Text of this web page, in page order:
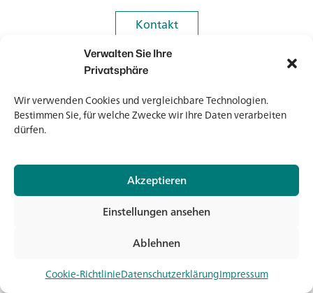
Verwalten Sie Ihre
Privatsphäre
Wir verwenden Cookies und vergleichbare Technologien.
Bestimmen Sie, für welche Zwecke wir Ihre Daten verarbeiten
dürfen.
Akzeptieren
Ablehnen
Einstellungen ansehen
Cookie-RichtlinieDatenschutzerklärungImpressum
Kontakt
Kontakt
Newsletter
Newsletter
© 2026 Banholzer AG
Impressum
Datenschutz
AGB